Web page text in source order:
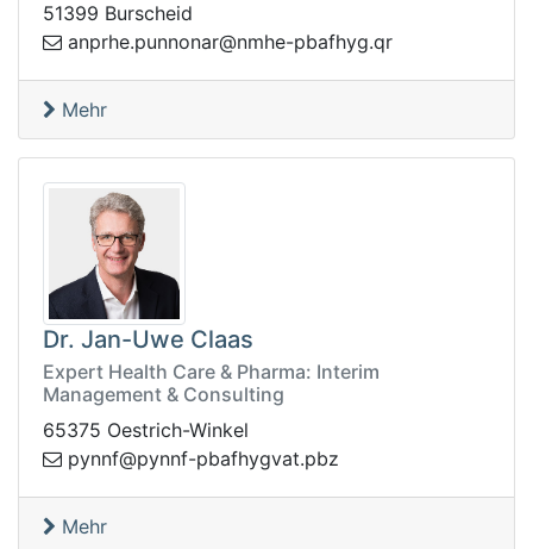
51399 Burscheid
rq.gyhfabp-ehmn
@ranonnup.ehrpna
Mehr
Dr. Jan-Uwe Claas
Expert Health Care & Pharma: Interim
Management & Consulting
65375 Oestrich-Winkel
zbp.tavgyhfabp-fnnyp@fnnyp
Mehr